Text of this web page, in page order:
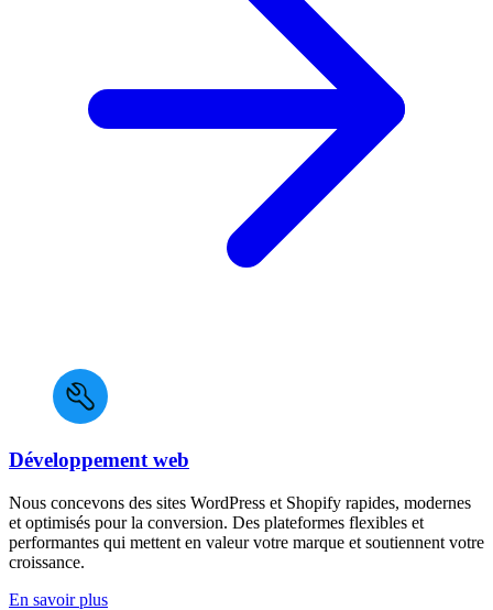
Développement web
Nous concevons des sites WordPress et Shopify rapides, modernes
et optimisés pour la conversion. Des plateformes flexibles et
performantes qui mettent en valeur votre marque et soutiennent votre
croissance.
En savoir plus